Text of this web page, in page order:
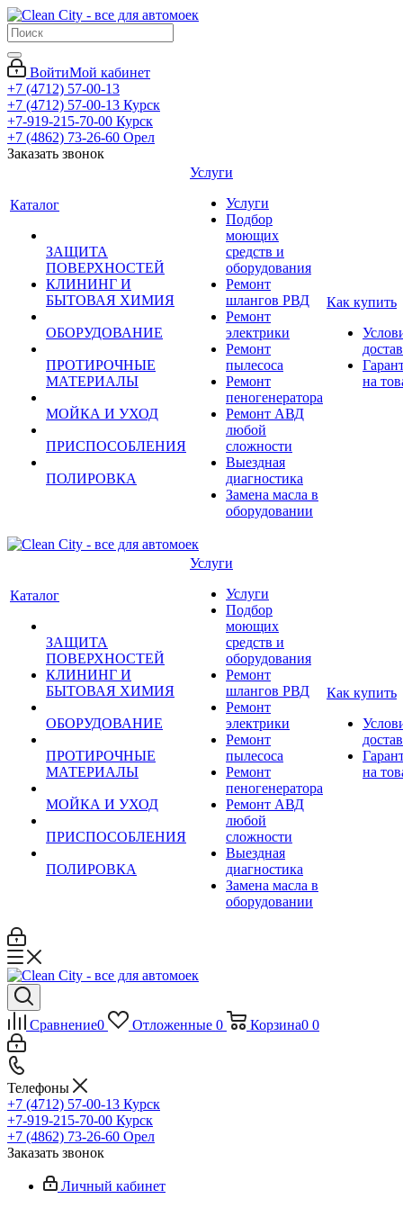
ВойтиМой кабинет
+7 (4712) 57-00-13
+7 (4712) 57-00-13 Курск
+7-919-215-70-00 Курск
+7 (4862) 73-26-60 Орел
Заказать звонок
Каталог
ЗАЩИТА
ПОВЕРХНОСТЕЙ
КЛИНИНГ И
БЫТОВАЯ ХИМИЯ
ОБОРУДОВАНИЕ
ПРОТИРОЧНЫЕ
МАТЕРИАЛЫ
МОЙКА И УХОД
ПРИСПОСОБЛЕНИЯ
ПОЛИРОВКА
Услуги
Услуги
Подбор
моющих
средств и
оборудования
Ремонт
шлангов РВД
Ремонт
электрики
Ремонт
пылесоса
Ремонт
пеногенератора
Ремонт АВД
любой
сложности
Выездная
диагностика
Замена масла в
оборудовании
Как купить
на
Каталог
ЗАЩИТА
ПОВЕРХНОСТЕЙ
КЛИНИНГ И
БЫТОВАЯ ХИМИЯ
ОБОРУДОВАНИЕ
ПРОТИРОЧНЫЕ
МАТЕРИАЛЫ
МОЙКА И УХОД
ПРИСПОСОБЛЕНИЯ
ПОЛИРОВКА
Услуги
Услуги
Подбор
моющих
средств и
оборудования
Ремонт
шлангов РВД
Ремонт
электрики
Ремонт
пылесоса
Ремонт
пеногенератора
Ремонт АВД
любой
сложности
Выездная
диагностика
Замена масла в
оборудовании
Как купить
на
Сравнение0 Отложенные 0 Корзина0 0
Телефоны
+7 (4712) 57-00-13 Курск
+7-919-215-70-00 Курск
+7 (4862) 73-26-60 Орел
Заказать звонок
Личный кабинет